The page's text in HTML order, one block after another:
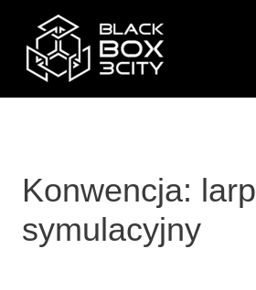
Konwencja: larp
symulacyjny